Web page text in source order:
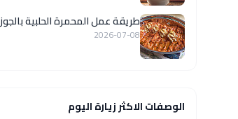
طريقة عمل المحمرة الحلبية بالجوز
2026-07-08
الوصفات الاكثر زيارة اليوم